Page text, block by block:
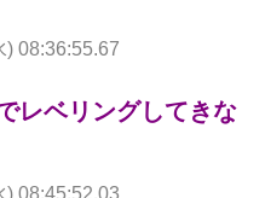
) 08:36:55.67
レベリングしてきな
) 08:45:52.03